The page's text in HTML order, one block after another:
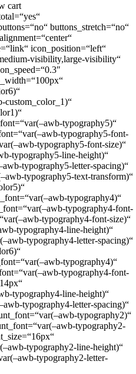
cart
buttons_stretch=“no“
icon_position=“left“
visibility,large-visibility“
custom_color_1)“
typography5)“
typography5-font-
typography5-font-size)“
typography5-line-height)“
typography5-letter-spacing)“
typography5-text-transform)“
typography4)“
typography4-font-
typography4-font-size)“
typography4-line-height)“
typography4-letter-spacing)“
typography4)“
typography4-font-
typography4-line-height)“
typography4-letter-spacing)“
typography2)“
typography2-
typography2-line-height)“
typography2-letter-